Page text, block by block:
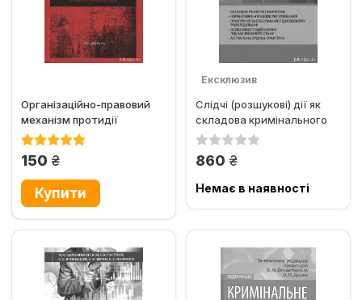
Організаційно-правовий
механізм протидії
екстремізму в Україні....
150 грн.
Ексклюзив
Слідчі (розшукові) дії як
складова кримінального
провадження
860 грн.
Немає в наявності